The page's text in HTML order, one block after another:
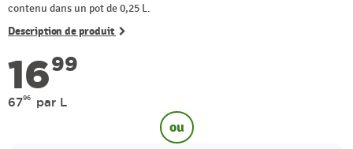
contenu dans un pot de 0,25 L.
Description de produit
1699
6796 par L
ou